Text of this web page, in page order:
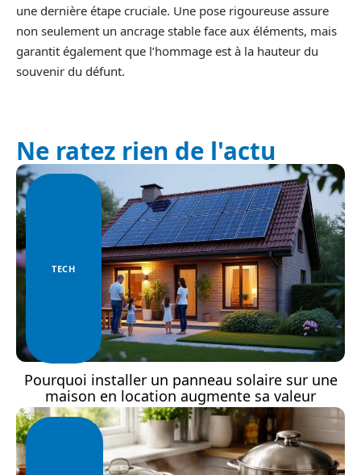
une dernière étape cruciale. Une pose rigoureuse assure
non seulement un ancrage stable face aux éléments, mais
garantit également que l’hommage est à la hauteur du
souvenir du défunt.
Ne ratez rien de l'actu
TECH
Pourquoi installer un panneau solaire sur une
maison en location augmente sa valeur